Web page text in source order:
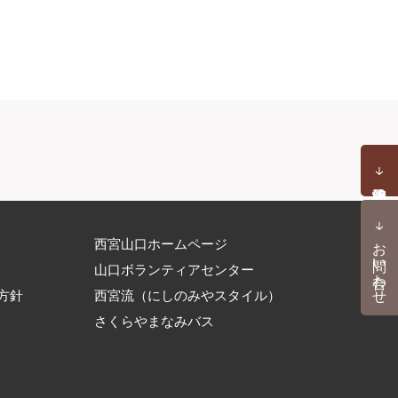
お問い合わせ
針
西宮山口ホームページ
山口ボランティアセンター
西宮流（にしのみやスタイル）
さくらやまなみバス